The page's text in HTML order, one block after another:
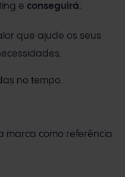
e conseguirá:
que ajude os seus
no tempo.
marca como referência